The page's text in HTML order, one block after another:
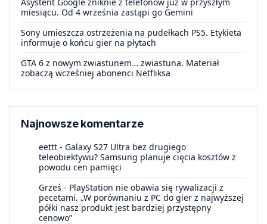
miesiącu. Od 4 września zastąpi go Gemini
Sony umieszcza ostrzeżenia na pudełkach PS5. Etykieta
informuje o końcu gier na płytach
GTA 6 z nowym zwiastunem… zwiastuna. Materiał
zobaczą wcześniej abonenci Netfliksa
Najnowsze komentarze
eettt - Galaxy S27 Ultra bez drugiego
teleobiektywu? Samsung planuje cięcia kosztów z
powodu cen pamięci
Grześ - PlayStation nie obawia się rywalizacji z
pecetami. „W porównaniu z PC do gier z najwyższej
półki nasz produkt jest bardziej przystępny
cenowo”